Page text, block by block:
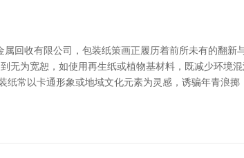
回收有限公司，包装纸策画正履历着前所未有的翻
为宽恕，如使用再生纸或植物基材料，既减少环境
纸常以卡通形象或地域文化元素为灵感，诱骗年青浪掷